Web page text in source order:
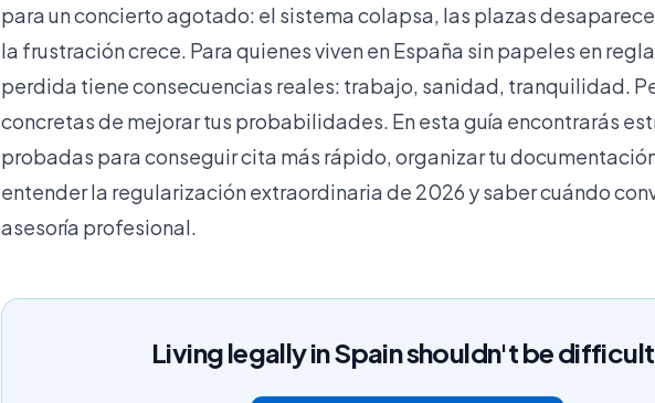
para un concierto agotado: el sistema colapsa, las plazas
la frustración crece. Para quienes viven en España sin papeles en
perdida tiene consecuencias reales: trabajo, sanidad, tranquilidad.
concretas de mejorar tus probabilidades. En esta guía encontrarás
probadas para conseguir cita más rápido, organizar tu
entender la regularización extraordinaria de 2026 y saber cuándo
asesoría profesional.
Living legally in Spain shouldn't be